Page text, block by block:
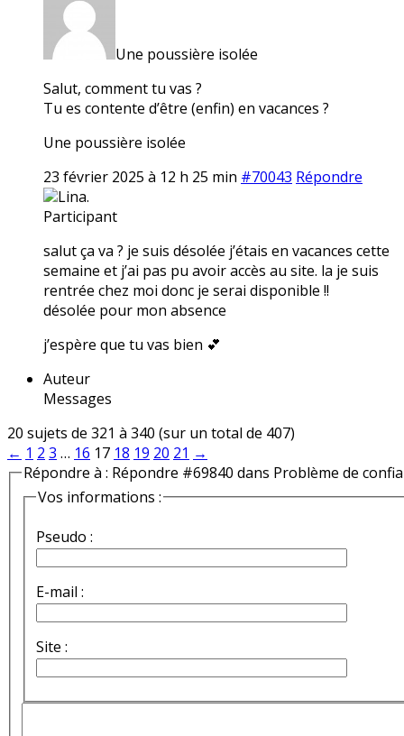
Une poussière isolée
Salut, comment tu vas ?
Tu es contente d’être (enfin) en vacances ?
Une poussière isolée
23 février 2025 à 12 h 25 min #70043 Répondre
Lina.
Participant
salut ça va ? je suis désolée j’étais en vacances cette
semaine et j’ai pas pu avoir accès au site. la je suis
rentrée chez moi donc je serai disponible !!
désolée pour mon absence
j’espère que tu vas bien 💕
Auteur
Messages
20 sujets de 321 à 340 (sur un total de 407)
← 1 2 3 … 16 17 18 19 20 21 →
Répondre à : Répondre #69840 dans Problème de
Vos informations :
Pseudo :
E-mail :
Site :